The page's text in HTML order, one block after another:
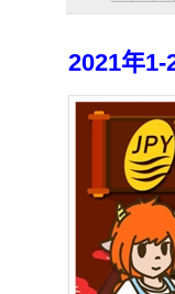
2021年1-